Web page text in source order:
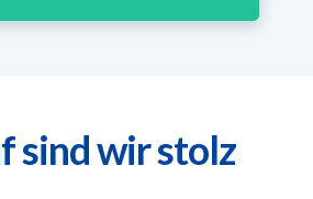
sind wir stolz